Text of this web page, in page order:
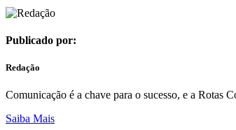
Publicado por:
Redação
Comunicação é a chave para o sucesso, e a Rotas
Saiba Mais